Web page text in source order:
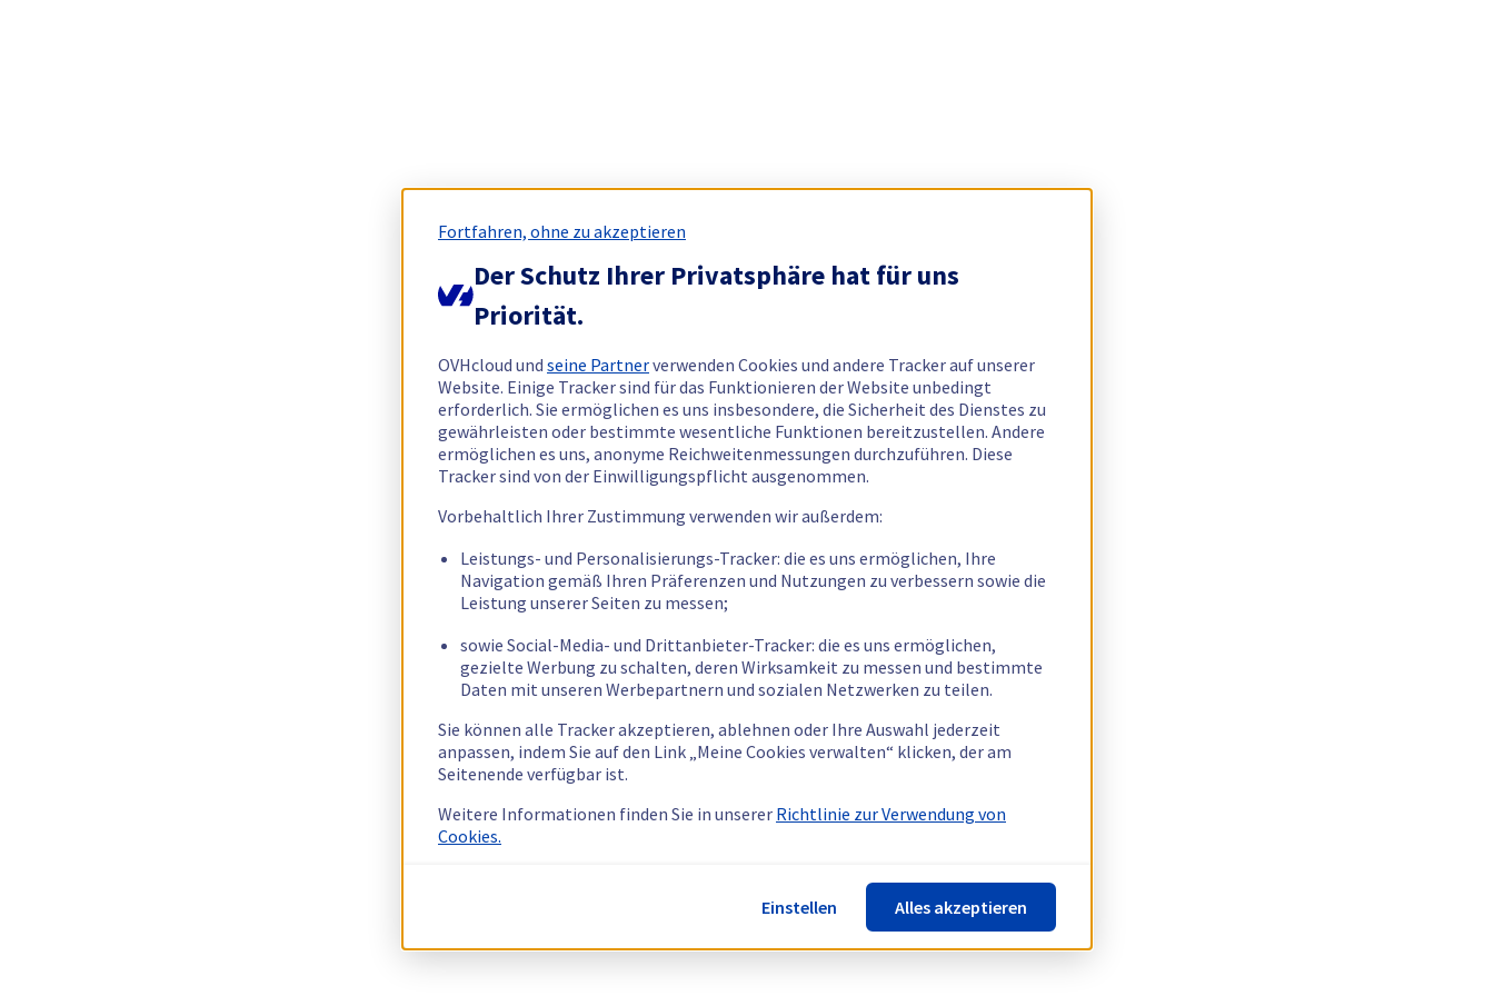
Fortfahren, ohne zu akzeptieren
Der Schutz Ihrer Privatsphäre hat für uns
Priorität.
OVHcloud und seine Partnerverwenden Cookies und andere Tracker auf unserer
Website. Einige Tracker sind für das Funktionieren der Website unbedingt
erforderlich. Sie ermöglichen es uns insbesondere, die Sicherheit des Dienstes zu
gewährleisten oder bestimmte wesentliche Funktionen bereitzustellen. Andere
ermöglichen es uns, anonyme Reichweitenmessungen durchzuführen. Diese
Tracker sind von der Einwilligungspflicht ausgenommen.
Vorbehaltlich Ihrer Zustimmung verwenden wir außerdem:
Leistungs- und Personalisierungs-Tracker: die es uns ermöglichen, Ihre
Navigation gemäß Ihren Präferenzen und Nutzungen zu verbessern sowie die
Leistung unserer Seiten zu messen;
sowie Social-Media- und Drittanbieter-Tracker: die es uns ermöglichen,
gezielte Werbung zu schalten, deren Wirksamkeit zu messen und bestimmte
Daten mit unseren Werbepartnern und sozialen Netzwerken zu teilen.
Sie können alle Tracker akzeptieren, ablehnen oder Ihre Auswahl jederzeit
anpassen, indem Sie auf den Link „Meine Cookies verwalten“ klicken, der am
Seitenende verfügbar ist.
Weitere Informationen finden Sie in unserer Richtlinie zur Verwendung von
Cookies.
Einstellen Alles akzeptieren